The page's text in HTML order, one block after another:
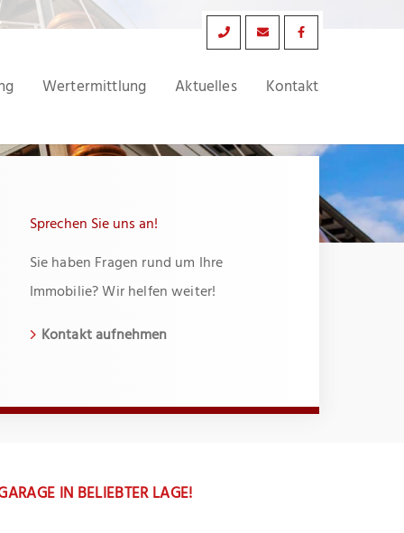
Wertermittlung Aktuelles Kontakt
Sprechen Sie uns an!
Sie haben Fragen rund um Ihre
Immobilie? Wir helfen weiter!
Kontakt aufnehmen
IN BELIEBTER LAGE!